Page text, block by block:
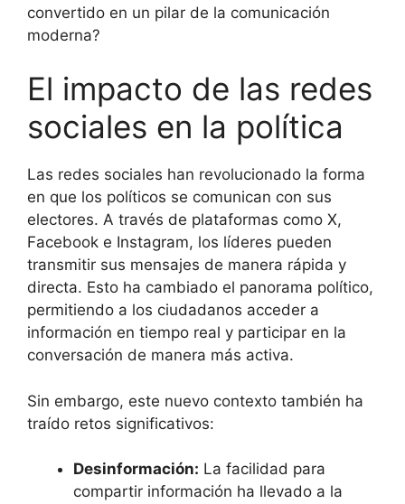
convertido en un pilar de la comunicación
moderna?
El impacto de las redes
sociales en la política
Las redes sociales han revolucionado la forma
en que los políticos se comunican con sus
electores. A través de plataformas como X,
Facebook e Instagram, los líderes pueden
transmitir sus mensajes de manera rápida y
directa. Esto ha cambiado el panorama político,
permitiendo a los ciudadanos acceder a
información en tiempo real y participar en la
conversación de manera más activa.
Sin embargo, este nuevo contexto también ha
traído retos significativos:
Desinformación: La facilidad para
compartir información ha llevado a la